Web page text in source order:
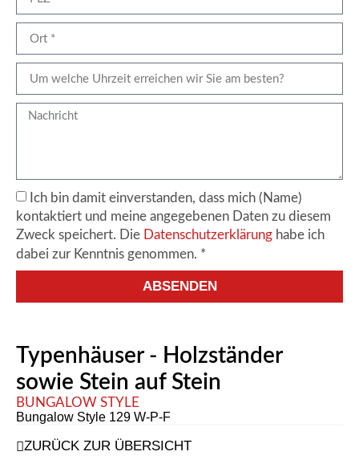
Typenhäuser - Holzständer
sowie Stein auf Stein
BUNGALOW STYLE
Bungalow Style 129 W-P-F
ZURÜCK ZUR ÜBERSICHT
Ich bin damit einverstanden, dass mich (Name)
kontaktiert und meine angegebenen Daten zu diesem
Zweck speichert. Die Datenschutzerklärung habe ich
dabei zur Kenntnis genommen. *
ABSENDEN